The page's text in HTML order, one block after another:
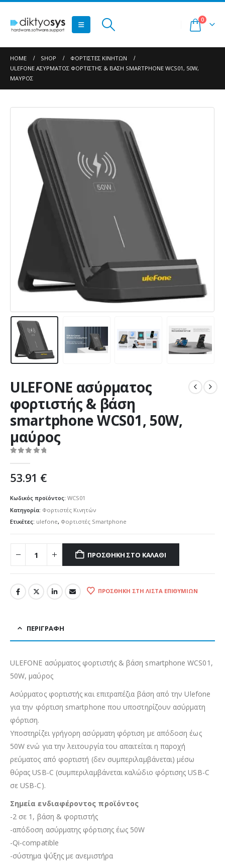
0
HOME SHOP
ΦΟΡΤΙΣΤΈΣ ΚΙΝΗΤΏΝ
ULEFONE ΑΣΎΡΜΑΤΟΣ ΦΟΡΤΙΣΤΉΣ & ΒΆΣΗ SMARTPHONE WCS01, 50W,
ΜΑΎΡΟΣ
ULEFONE ασύρματος
φορτιστής & βάση
smartphone WCS01, 50W,
μαύρος
53.91 €
Κωδικός προϊόντος: WCS01
Κατηγορία: Φορτιστές Κινητών
Ετικέτες: ulefone, Φορτιστές Smartphone
ΠΡΟΣΘΉΚΗ ΣΤΟ ΚΑΛΆΘΙ
ΠΡΟΣΘΉΚΗ ΣΤΗ ΛΊΣΤΑ ΕΠΙΘΥΜΙΏΝ
ΠΕΡΙΓΡΑΦΉ
ULEFONE ασύρματος φορτιστής & βάση smartphone WCS01,
50W, μαύρος
Ασύρματος φορτιστής και επιτραπέζια βάση από την Ulefone
για την φόρτιση smartphone που υποστηρίζουν ασύρματη
φόρτιση.
Υποστηρίζει γρήγορη ασύρματη φόρτιση με απόδοση έως
50W ενώ για την λειτουργία του απαιτείται η παροχή
ρεύματος από φορτιστή (δεν συμπεριλαμβάνεται) μέσω
θύρας USB-C (συμπεριλαμβάνεται καλώδιο φόρτισης USB-C
σε USB-C).
Σημεία ενδιαφέροντος προϊόντος
-2 σε 1, βάση & φορτιστής
-απόδοση ασύρματης φόρτισης έως 50W
-Qi-compatible
-σύστημα ψύξης με ανεμιστήρα